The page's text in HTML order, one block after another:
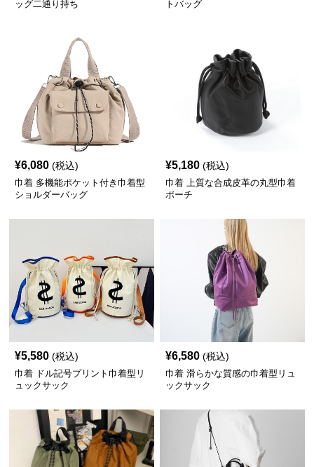
ッグ二通り持ち トバッグ
¥6,080 (税込)
巾着 多機能ポケット付き巾着型
ショルダーバッグ
¥5,180 (税込)
巾着 上質な合成皮革の丸型巾着
ポーチ
¥5,580 (税込)
巾着 ドル記号プリント巾着型リ
ュックサック
¥6,580 (税込)
巾着 滑らかな質感の巾着型リュ
ックサック